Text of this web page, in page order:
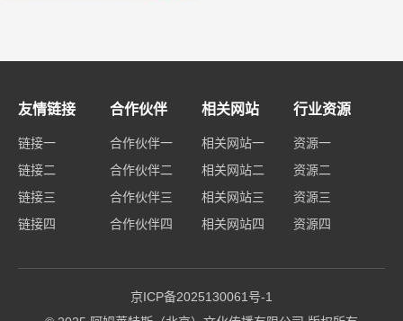
友情链接
链接一
链接二
链接三
链接四
合作伙伴
合作伙伴一
合作伙伴二
合作伙伴三
合作伙伴四
相关网站
相关网站一
相关网站二
相关网站三
相关网站四
行业资源
资源一
资源二
资源三
资源四
京ICP备2025130061号-1